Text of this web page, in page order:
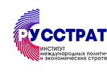
Перейти к